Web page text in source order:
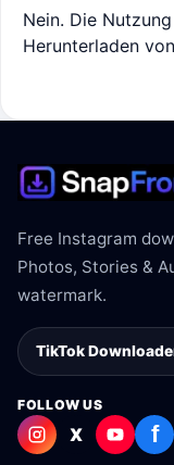
Nein. Die
Herunterladen
Free Instagram
Photos, Stories &
watermark.
TikTok
FOLLOW US
X f